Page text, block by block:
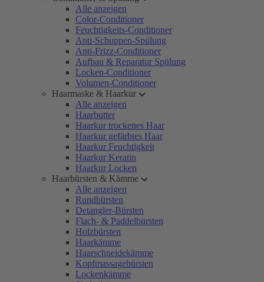
Alle anzeigen
Color-Conditioner
Feuchtigkeits-Conditioner
Anti-Schuppen-Spülung
Anti-Frizz-Conditioner
Aufbau & Reparatur Spülung
Locken-Conditioner
Volumen-Conditioner
Haarmaske & Haarkur
Alle anzeigen
Haarbutter
Haarkur trockenes Haar
Haarkur gefärbtes Haar
Haarkur Feuchtigkeit
Haarkur Keratin
Haarkur Locken
Haarbürsten & Kämme
Alle anzeigen
Rundbürsten
Detangler-Bürsten
Flach- & Paddelbürsten
Holzbürsten
Haarkämme
Haarschneidekämme
Kopfmassagebürsten
Lockenkämme